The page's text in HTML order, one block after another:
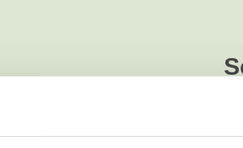
Der opstod en intern serverfejl. Vi